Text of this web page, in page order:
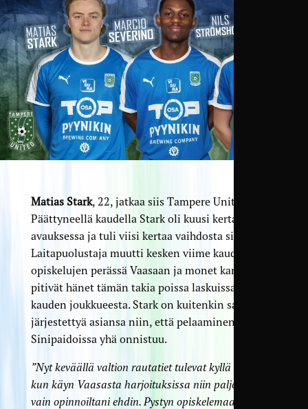
Matias Stark, 22, jatkaa siis Tampere Unitedissa.
Päättyneellä kaudella Stark oli kuusi kertaa
avauksessa ja tuli viisi kertaa vaihdosta sisään.
Laitapuolustaja muutti kesken viime kauden
opiskelujen perässä Vaasaan ja monet kannattajat
pitivät hänet tämän takia poissa laskuissa tämän
kauden joukkueesta. Stark on kuitenkin saanut
järjestettyä asiansa niin, että pelaaminen
Sinipaidoissa yhä onnistuu.
”Nyt keväällä valtion rautatiet tulevat kyllä tutuiksi,
kun käyn Vaasasta harjoituksissa niin paljon kun
vain opinnoiltani ehdin. Pystyn opiskelemaan myös